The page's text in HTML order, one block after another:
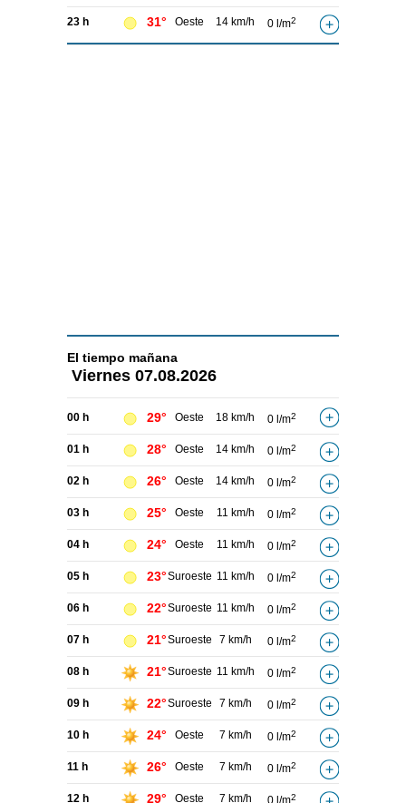
23 h 31° Oeste 14 km/h 0 l/m2
El tiempo mañana
Viernes 07.08.2026
00 h 29° Oeste 18 km/h 0 l/m2
01 h 28° Oeste 14 km/h 0 l/m2
02 h 26° Oeste 14 km/h 0 l/m2
03 h 25° Oeste 11 km/h 0 l/m2
04 h 24° Oeste 11 km/h 0 l/m2
05 h 23°Suroeste 11 km/h 0 l/m2
06 h 22°Suroeste 11 km/h 0 l/m2
07 h 21°Suroeste 7 km/h 0 l/m2
08 h 21°Suroeste 11 km/h 0 l/m2
09 h 22°Suroeste 7 km/h 0 l/m2
10 h 24° Oeste 7 km/h 0 l/m2
11 h 26° Oeste 7 km/h 0 l/m2
12 h 29° Oeste 7 km/h 2